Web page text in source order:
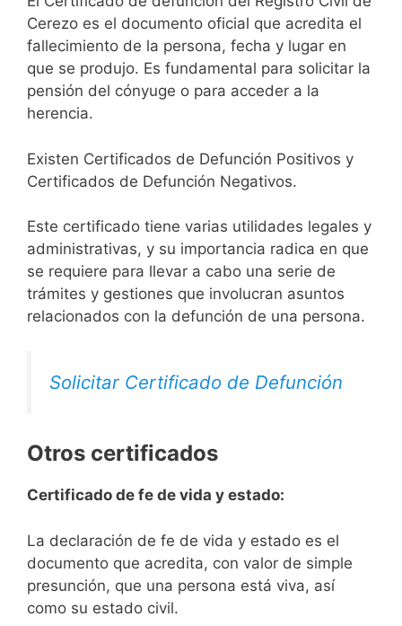
Cerezo es el documento oficial que acredita el
fallecimiento de la persona, fecha y lugar en
que se produjo. Es fundamental para solicitar la
pensión del cónyuge o para acceder a la
herencia.
Existen Certificados de Defunción Positivos y
Certificados de Defunción Negativos.
Este certificado tiene varias utilidades legales y
administrativas, y su importancia radica en que
se requiere para llevar a cabo una serie de
trámites y gestiones que involucran asuntos
relacionados con la defunción de una persona.
Solicitar Certificado de Defunción
Otros certificados
Certificado de fe de vida y estado:
La declaración de fe de vida y estado es el
documento que acredita, con valor de simple
presunción, que una persona está viva, así
como su estado civil.